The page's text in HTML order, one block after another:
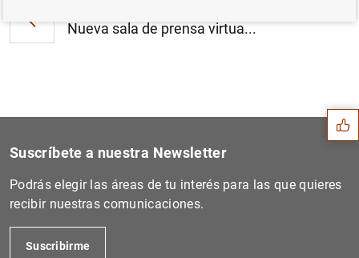
Nueva sala de prensa virtua...
Sugerencias
Suscríbete a nuestra Newsletter
Podrás elegir las áreas de tu interés para las que quieres
recibir nuestras comunicaciones.
Suscribirme